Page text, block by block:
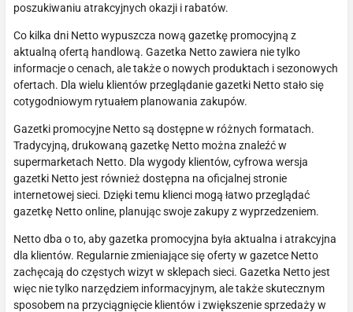
poszukiwaniu atrakcyjnych okazji i rabatów.
Co kilka dni Netto wypuszcza nową gazetkę promocyjną z
aktualną ofertą handlową. Gazetka Netto zawiera nie tylko
informacje o cenach, ale także o nowych produktach i sezonowych
ofertach. Dla wielu klientów przeglądanie gazetki Netto stało się
cotygodniowym rytuałem planowania zakupów.
Gazetki promocyjne Netto są dostępne w różnych formatach.
Tradycyjną, drukowaną gazetkę Netto można znaleźć w
supermarketach Netto. Dla wygody klientów, cyfrowa wersja
gazetki Netto jest również dostępna na oficjalnej stronie
internetowej sieci. Dzięki temu klienci mogą łatwo przeglądać
gazetkę Netto online, planując swoje zakupy z wyprzedzeniem.
Netto dba o to, aby gazetka promocyjna była aktualna i atrakcyjna
dla klientów. Regularnie zmieniające się oferty w gazetce Netto
zachęcają do częstych wizyt w sklepach sieci. Gazetka Netto jest
więc nie tylko narzędziem informacyjnym, ale także skutecznym
sposobem na przyciągnięcie klientów i zwiększenie sprzedaży w